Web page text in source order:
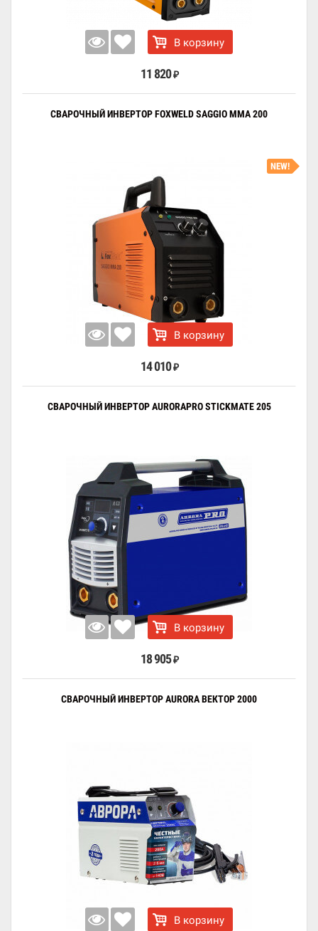
В корзину
11 820 ₽
СВАРОЧНЫЙ ИНВЕРТОР FOXWELD SAGGIO MMA 200
NEW!
В корзину
14 010 ₽
СВАРОЧНЫЙ ИНВЕРТОР AURORAPRO STICKMATE 205
В корзину
18 905 ₽
СВАРОЧНЫЙ ИНВЕРТОР AURORA ВЕКТОР 2000
В корзину